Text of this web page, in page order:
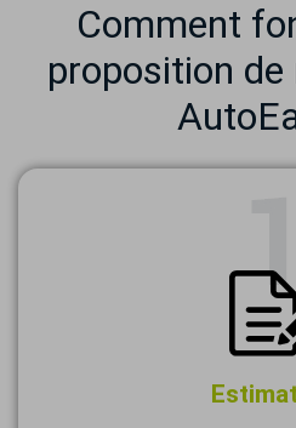
Comment
proposition de